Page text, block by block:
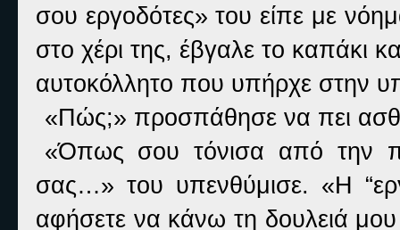
σου εργοδότες» του είπε με
στο χέρι της, έβγαλε το καπάκι
αυτοκόλλητο που υπήρχε στην
«Πώς;» προσπάθησε να πει
«Όπως σου τόνισα από την
σας…» του υπενθύμισε. «Η
αφήσετε να κάνω τη δουλειά